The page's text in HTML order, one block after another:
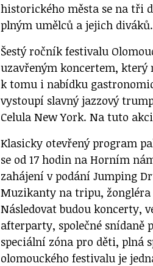
historického města se na tři
plným umělců a jejich diváků.
Šestý ročník festivalu
uzavřeným koncertem, který
k tomu i nabídku
vystoupí slavný jazzový
Celula New York. Na tuto
Klasicky otevřený program
se od 17 hodin na Horním
zahájení v podání Jumping
Muzikanty na tripu,
Následovat budou koncerty,
afterparty, společné snídaně
speciální zóna pro děti, plná
olomouckého festivalu je